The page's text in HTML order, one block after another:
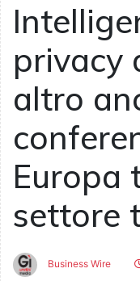
privacy
altro
Europa
settore
Business Wire